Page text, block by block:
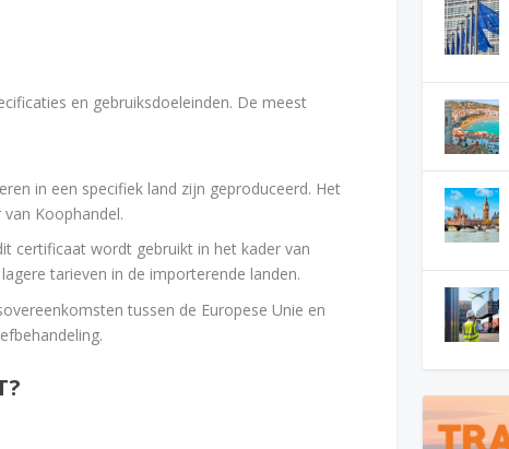
en gebruiksdoeleinden. De meest
in een specifiek land zijn geproduceerd. Het
Koophandel.
certificaat wordt gebruikt in het kader van
tarieven in de importerende landen.
tussen de Europese Unie en